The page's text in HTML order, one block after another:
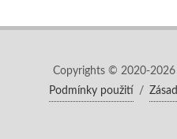
Copyrights © 2020-2026
Podmínky použití
/